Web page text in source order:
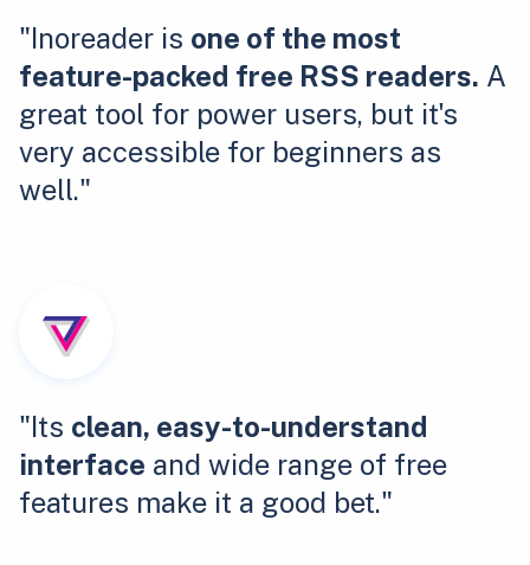
"Inoreader is one of the most
feature-packed free RSS readers. A
great tool for power users, but it's
very accessible for beginners as
well."
"Its clean, easy-to-understand
interface and wide range of free
features make it a good bet."